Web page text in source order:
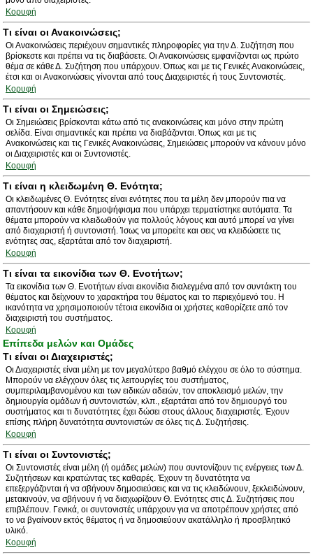
Κορυφή
Τι είναι οι Ανακοινώσεις;
Οι Ανακοινώσεις περιέχουν σημαντικές πληροφορίες για την Δ. Συζήτηση που
βρίσκεστε και πρέπει να τις διαβάσετε. Οι Ανακοινώσεις εμφανίζονται ως πρώτο
θέμα σε κάθε Δ. Συζήτηση που υπάρχουν. Όπως και με τις Γενικές Ανακοινώσεις,
έτσι και οι Ανακοινώσεις γίνονται από τους Διαχειριστές ή τους Συντονιστές.
Κορυφή
Τι είναι οι Σημειώσεις;
Οι Σημειώσεις βρίσκονται κάτω από τις ανακοινώσεις και μόνο στην πρώτη
σελίδα. Είναι σημαντικές και πρέπει να διαβάζονται. Όπως και με τις
Ανακοινώσεις και τις Γενικές Ανακοινώσεις, Σημειώσεις μπορούν να κάνουν μόνο
οι Διαχειριστές και οι Συντονιστές.
Κορυφή
Τι είναι η κλειδωμένη Θ. Ενότητα;
Οι κλειδωμένες Θ. Ενότητες είναι ενότητες που τα μέλη δεν μπορούν πια να
απαντήσουν και κάθε δημοψήφισμα που υπάρχει τερματίστηκε αυτόματα. Τα
θέματα μπορούν να κλειδωθούν για πολλούς λόγους και αυτό μπορεί να γίνει
από διαχειριστή ή συντονιστή. Ίσως να μπορείτε και σεις να κλειδώσετε τις
ενότητες σας, εξαρτάται από τον διαχειριστή.
Κορυφή
Τι είναι τα εικονίδια των Θ. Ενοτήτων;
Τα εικονίδια των Θ. Ενοτήτων είναι εικονίδια διαλεγμένα από τον συντάκτη του
θέματος και δείχνουν το χαρακτήρα του θέματος και το περιεχόμενό του. Η
ικανότητα να χρησιμοποιούν τέτοια εικονίδια οι χρήστες καθορίζετε από τον
διαχειριστή του συστήματος.
Κορυφή
Επίπεδα μελών και Ομάδες
Τι είναι οι Διαχειριστές;
Οι Διαχειριστές είναι μέλη με τον μεγαλύτερο βαθμό ελέγχου σε όλο το σύστημα.
Μπορούν να ελέγχουν όλες τις λειτουργίες του συστήματος,
συμπεριλαμβανομένου και των ειδικών αδειών, τον αποκλεισμό μελών, την
δημιουργία ομάδων ή συντονιστών, κλπ., εξαρτάται από τον δημιουργό του
συστήματος και τι δυνατότητες έχει δώσει στους άλλους διαχειριστές. Έχουν
επίσης πλήρη δυνατότητα συντονιστών σε όλες τις Δ. Συζητήσεις.
Κορυφή
Τι είναι οι Συντονιστές;
Οι Συντονιστές είναι μέλη (ή ομάδες μελών) που συντονίζουν τις ενέργειες των Δ.
Συζητήσεων και κρατώντας τες καθαρές. Έχουν τη δυνατότητα να
επεξεργάζονται ή να σβήνουν δημοσιεύσεις και να τις κλειδώνουν, ξεκλειδώνουν,
μετακινούν, να σβήνουν ή να διαχωρίζουν Θ. Ενότητες στις Δ. Συζητήσεις που
επιβλέπουν. Γενικά, οι συντονιστές υπάρχουν για να αποτρέπουν χρήστες από
το να βγαίνουν εκτός θέματος ή να δημοσιεύουν ακατάλληλο ή προσβλητικό
υλικό.
Κορυφή